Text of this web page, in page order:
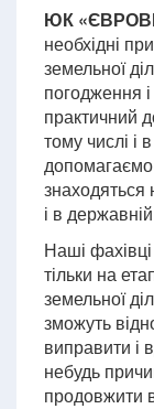
ЮК
необхідні
земельної
погодження
практичний
тому числі і
допомагаємо
знаходяться
і в
Наші
тільки на
земельної
зможуть
виправити і
небудь
продовжити